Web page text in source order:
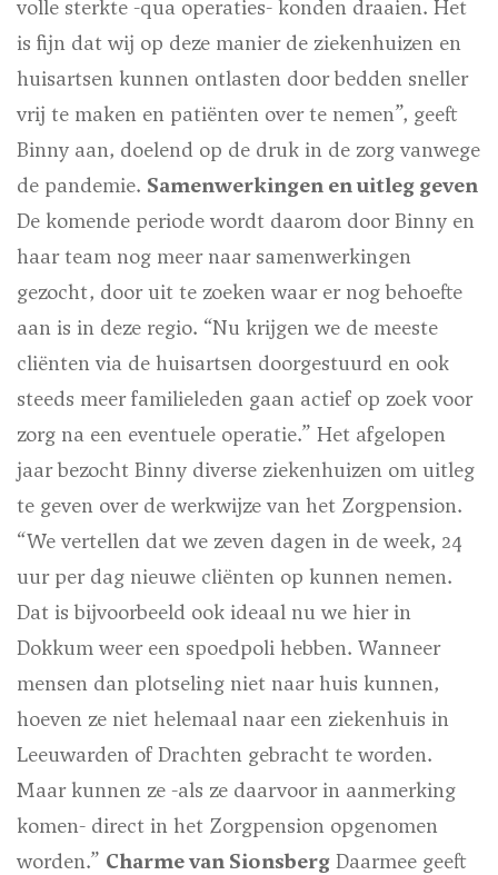
volle sterkte -qua operaties- konden draaien. Het
is fijn dat wij op deze manier de ziekenhuizen en
huisartsen kunnen ontlasten door bedden sneller
vrij te maken en patiënten over te nemen”, geeft
Binny aan, doelend op de druk in de zorg vanwege
de pandemie. Samenwerkingen en uitleg geven
De komende periode wordt daarom door Binny en
haar team nog meer naar samenwerkingen
gezocht, door uit te zoeken waar er nog behoefte
aan is in deze regio. “Nu krijgen we de meeste
cliënten via de huisartsen doorgestuurd en ook
steeds meer familieleden gaan actief op zoek voor
zorg na een eventuele operatie.” Het afgelopen
jaar bezocht Binny diverse ziekenhuizen om uitleg
te geven over de werkwijze van het Zorgpension.
“We vertellen dat we zeven dagen in de week, 24
uur per dag nieuwe cliënten op kunnen nemen.
Dat is bijvoorbeeld ook ideaal nu we hier in
Dokkum weer een spoedpoli hebben. Wanneer
mensen dan plotseling niet naar huis kunnen,
hoeven ze niet helemaal naar een ziekenhuis in
Leeuwarden of Drachten gebracht te worden.
Maar kunnen ze -als ze daarvoor in aanmerking
komen- direct in het Zorgpension opgenomen
worden.” Charme van Sionsberg Daarmee geeft